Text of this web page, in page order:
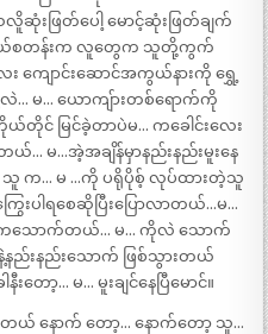
လိူဆုံးဖြတ်ပေါ့ မောင့်ဆုံးဖြတ်ချက်
ယ်စတန်းက လူတွေက သူတို့ကွက်
ကျောင်းဆောင်အကွယ်နားကို ရွှေ့
လဲ… မ… ယောကျ်ားတစ်ရောက်ကို
တိုင် မြင်ခဲ့တာပဲမ… ကခေါင်းလေး
မ…အဲ့အချိန်မှာနည်းနည်းမူးနေ
က… မ …ကို ပရိုပိုစ့် လုပ်ထားတဲ့သူ
းပါရစေဆိုပြီးပြောလာတယ်…မ…
သောက်တယ်… မ… ကိုလဲ သောက်
ည်းနည်းသောက် ဖြစ်သွားတယ်
းတော့… မ… မူးချင်နေပြီမောင်။
နောက် တော့… နောက်တော့ သူ…